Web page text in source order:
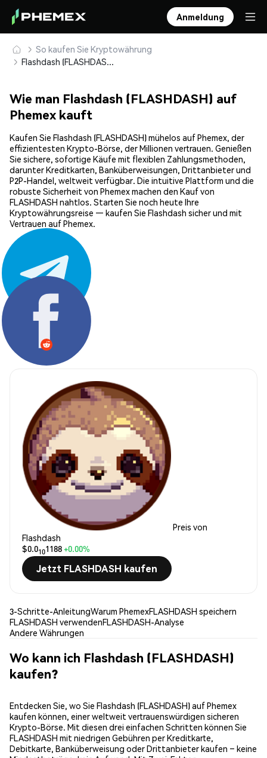
Anmeldung
So kaufen Sie Kryptowährung
Flashdash (FLASHDASH) sicher kaufen und speichern
Wie man Flashdash (FLASHDASH) auf
Phemex kauft
Kaufen Sie Flashdash (FLASHDASH) mühelos auf Phemex, der
effizientesten Krypto-Börse, der Millionen vertrauen. Genießen
Sie sichere, sofortige Käufe mit flexiblen Zahlungsmethoden,
darunter Kreditkarten, Banküberweisungen, Drittanbieter und
P2P-Handel, weltweit verfügbar. Die intuitive Plattform und die
robuste Sicherheit von Phemex machen den Kauf von
FLASHDASH nahtlos. Starten Sie noch heute Ihre
Kryptowährungsreise — kaufen Sie Flashdash sicher und mit
Vertrauen auf Phemex.
Teilen:
Preis von
Flashdash
$0.0101188+0.00%
Jetzt FLASHDASH kaufen
3-Schritte-AnleitungWarum PhemexFLASHDASH speichern
FLASHDASH verwendenFLASHDASH-Analyse
Andere Währungen
Wo kann ich Flashdash (FLASHDASH)
kaufen?
Entdecken Sie, wo Sie Flashdash (FLASHDASH) auf Phemex
kaufen können, einer weltweit vertrauenswürdigen sicheren
Krypto-Börse. Mit diesen drei einfachen Schritten können Sie
FLASHDASH mit niedrigen Gebühren per Kreditkarte,
Debitkarte, Banküberweisung oder Drittanbieter kaufen – keine